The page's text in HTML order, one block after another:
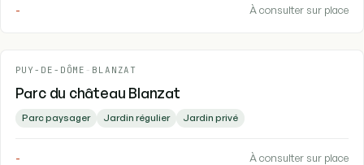
- À consulter sur place
PUY-DE-DÔME - BLANZAT
Parc du château Blanzat
Parc paysager Jardin régulier Jardin privé
- À consulter sur place